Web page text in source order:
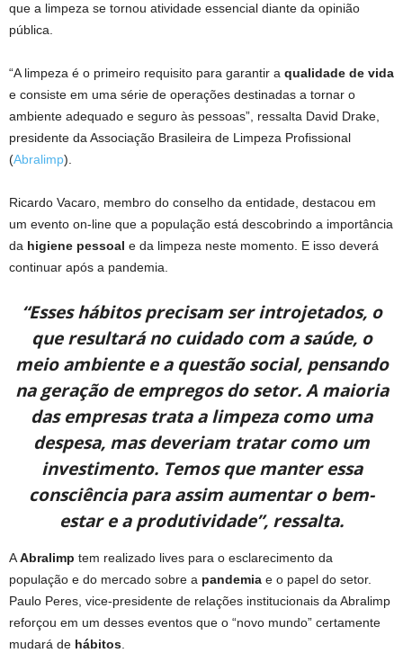
que a limpeza se tornou atividade essencial diante da opinião
pública.
“A limpeza é o primeiro requisito para garantir a qualidade de vida
e consiste em uma série de operações destinadas a tornar o
ambiente adequado e seguro às pessoas”, ressalta David Drake,
presidente da Associação Brasileira de Limpeza Profissional
(Abralimp).
Ricardo Vacaro, membro do conselho da entidade, destacou em
um evento on-line que a população está descobrindo a importância
da higiene pessoal e da limpeza neste momento. E isso deverá
continuar após a pandemia.
“Esses hábitos precisam ser introjetados, o
que resultará no cuidado com a saúde, o
meio ambiente e a questão social, pensando
na geração de empregos do setor. A maioria
das empresas trata a limpeza como uma
despesa, mas deveriam tratar como um
investimento. Temos que manter essa
consciência para assim aumentar o bem-
estar e a produtividade”, ressalta.
AAbralimp tem realizado lives para o esclarecimento da
população e do mercado sobre a pandemia e o papel do setor.
Paulo Peres, vice-presidente de relações institucionais da Abralimp
reforçou em um desses eventos que o “novo mundo” certamente
mudará de hábitos